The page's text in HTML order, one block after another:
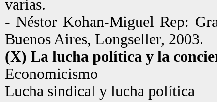
varias.
- Néstor Kohan-Miguel Rep:
Buenos Aires, Longseller, 2003.
(X) La lucha política y la
Economicismo
Lucha sindical y lucha política